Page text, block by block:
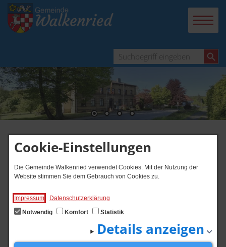
Cookie-Einstellungen
Die Gemeinde Walkenried verwendet Cookies. Mit der Nutzung der
Website stimmen Sie dem Gebrauch von Cookies zu.
Impressum
Datenschutzerklärung
Notwendig
Komfort Statistik
Details anzeigen
Digitales Rathaus
Start Tourismus Tourismuskonzept
Tourismuskonzept